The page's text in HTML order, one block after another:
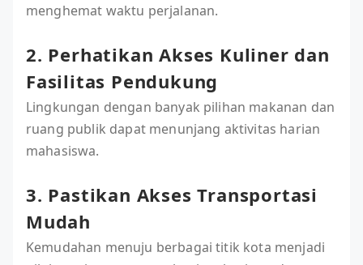
menghemat waktu perjalanan.
2. Perhatikan Akses Kuliner dan
Fasilitas Pendukung
Lingkungan dengan banyak pilihan makanan dan
ruang publik dapat menunjang aktivitas harian
mahasiswa.
3. Pastikan Akses Transportasi
Mudah
Kemudahan menuju berbagai titik kota menjadi